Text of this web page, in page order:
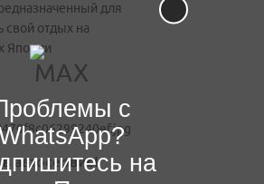
для
свой отдых на
Японии
автосервис!
с
на